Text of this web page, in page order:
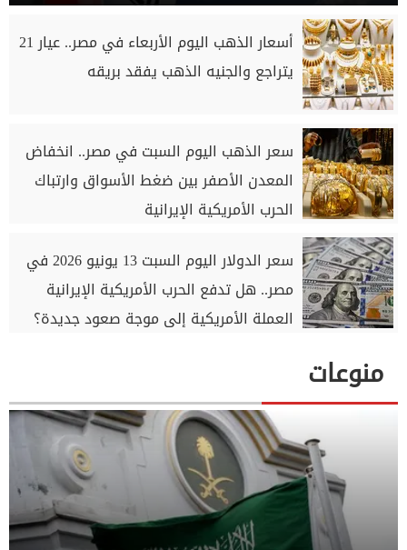
أسعار الذهب اليوم الأربعاء في مصر.. عيار 21
يتراجع والجنيه الذهب يفقد بريقه
سعر الذهب اليوم السبت في مصر.. انخفاض
المعدن الأصفر بين ضغط الأسواق وارتباك
الحرب الأمريكية الإيرانية
سعر الدولار اليوم السبت 13 يونيو 2026 في
مصر.. هل تدفع الحرب الأمريكية الإيرانية
العملة الأمريكية إلى موجة صعود جديدة؟
منوعات